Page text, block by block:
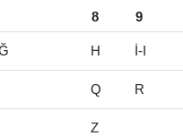
8 9
H İ-I
Q R
Z